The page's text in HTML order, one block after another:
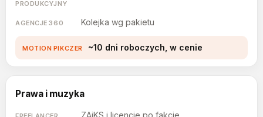
Kolejka wg pakietu
~10 dni roboczych, w cenie
Prawa i muzyka